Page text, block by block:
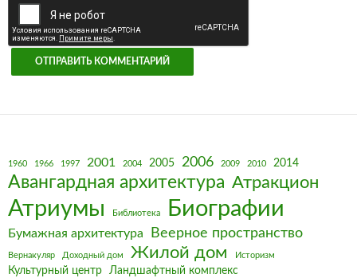
1960 1966 1997 2001 2004 2005 2006 2009 2010 2014
Авангардная архитектура Атракцион
Атриумы Библиотека Биографии
Бумажная архитектура Веерное пространство
Вернакуляр Доходный дом Жилой дом Историзм
Культурный центр
Ландшафтный комплекс